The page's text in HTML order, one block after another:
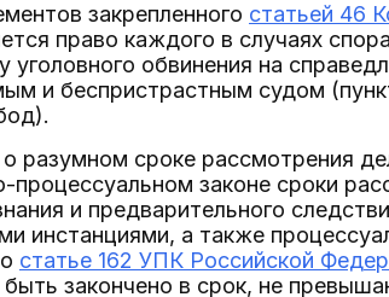
закрепленного статьей 46
право каждого в случаях
уголовного обвинения на
и беспристрастным судом
разумном сроке рассмотрения
процессуальном законе сроки
и предварительного
инстанциями, а также
статье 162 УПК Российской
закончено в срок, не